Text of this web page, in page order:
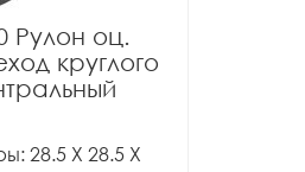
Рулон оц.
круглого
28.5 X 28.5 X